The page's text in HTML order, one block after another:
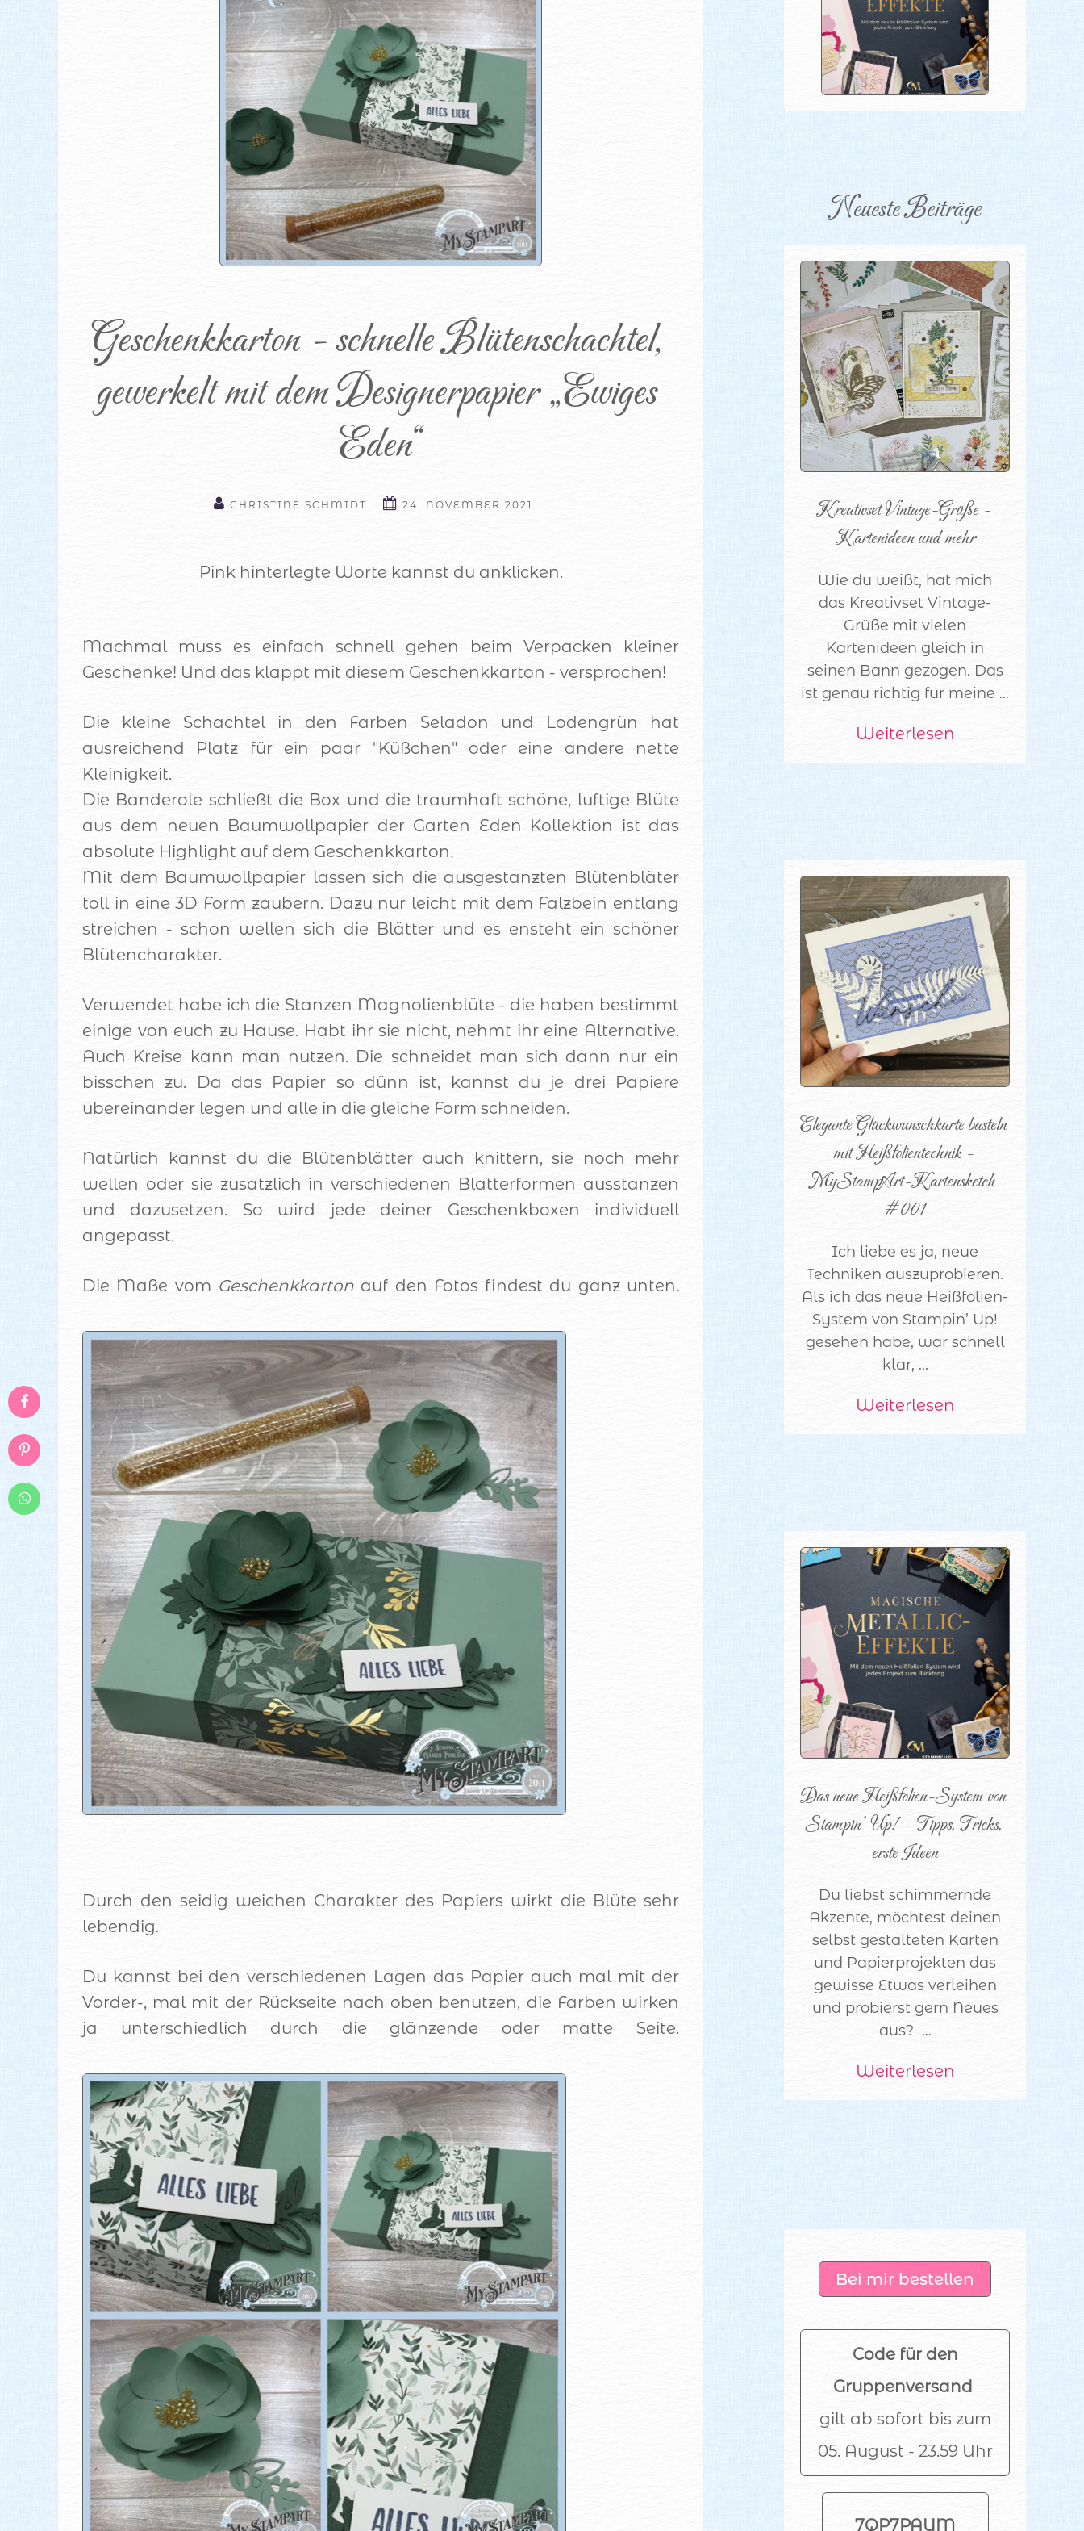
Geschenkkarton - schnelle Blütenschachtel,
gewerkelt mit dem Designerpapier „Ewiges
Eden“
CHRISTINE SCHMIDT 24. NOVEMBER 2021
Pink hinterlegte Worte kannst du anklicken.
Machmal muss es einfach schnell gehen beim Verpacken kleiner
Geschenke! Und das klappt mit diesem Geschenkkarton - versprochen!
Die kleine Schachtel in den Farben Seladon und Lodengrün hat
ausreichend Platz für ein paar "Küßchen" oder eine andere nette
Kleinigkeit.
Die Banderole schließt die Box und die traumhaft schöne, luftige Blüte
aus dem neuen Baumwollpapier der Garten Eden Kollektion ist das
absolute Highlight auf dem Geschenkkarton.
Mit dem Baumwollpapier lassen sich die ausgestanzten Blütenbläter
toll in eine 3D Form zaubern. Dazu nur leicht mit dem Falzbein entlang
streichen - schon wellen sich die Blätter und es ensteht ein schöner
Blütencharakter.
Verwendet habe ich die Stanzen Magnolienblüte - die haben bestimmt
einige von euch zu Hause. Habt ihr sie nicht, nehmt ihr eine Alternative.
Auch Kreise kann man nutzen. Die schneidet man sich dann nur ein
bisschen zu. Da das Papier so dünn ist, kannst du je drei Papiere
übereinander legen und alle in die gleiche Form schneiden.
Natürlich kannst du die Blütenblätter auch knittern, sie noch mehr
wellen oder sie zusätzlich in verschiedenen Blätterformen ausstanzen
und dazusetzen. So wird jede deiner Geschenkboxen individuell
angepasst.
Die Maße vom Geschenkkartonauf den Fotos findest du ganz unten.
Durch den seidig weichen Charakter des Papiers wirkt die Blüte sehr
lebendig.
Du kannst bei den verschiedenen Lagen das Papier auch mal mit der
Vorder-, mal mit der Rückseite nach oben benutzen, die Farben wirken
ja unterschiedlich durch die glänzende oder matte Seite.
Neueste Beiträge
Kreativset Vintage-Grüße -
Kartenideen und mehr
Wie du weißt, hat mich
das Kreativset Vintage-
Grüße mit vielen
Kartenideen gleich in
seinen Bann gezogen. Das
ist genau richtig für meine ...
Weiterlesen
Elegante Glückwunschkarte basteln
mit Heißfolientechnik -
MyStampArt-Kartensketch
#001
Ich liebe es ja, neue
Techniken auszuprobieren.
Als ich das neue Heißfolien-
System von Stampin’ Up!
gesehen habe, war schnell
klar, ...
Weiterlesen
Das neue Heißfolien-System von
Stampin’ Up! - Tipps, Tricks,
erste Ideen
Du liebst schimmernde
Akzente, möchtest deinen
selbst gestalteten Karten
und Papierprojekten das
gewisse Etwas verleihen
und probierst gern Neues
aus? ...
Weiterlesen
Bei mir bestellen
Code für den
Gruppenversand
gilt ab sofort bis zum
05. August - 23.59 Uhr
7QP7PAUM